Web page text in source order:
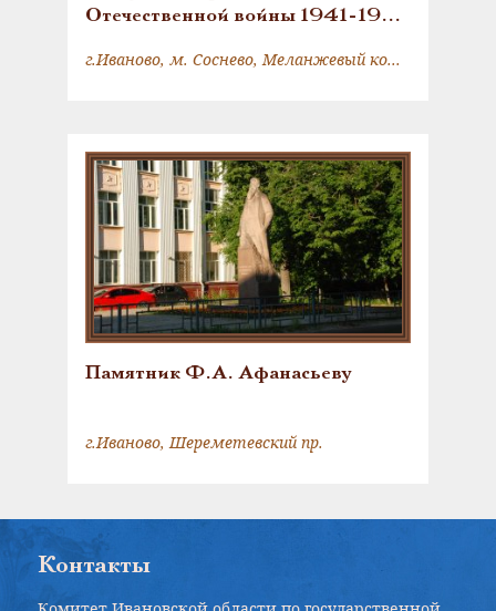
Отечественной войны 1941-1945
г.Иваново, м. Соснево, Меланжевый комбинат им. К.И. Фролова
Памятник Ф.А. Афанасьеву
г.Иваново, Шереметевский пр.
Контакты